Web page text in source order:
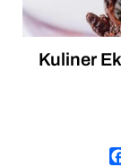
Kuliner